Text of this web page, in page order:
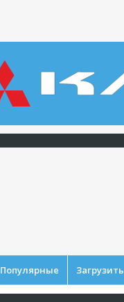
Популярные Загрузить